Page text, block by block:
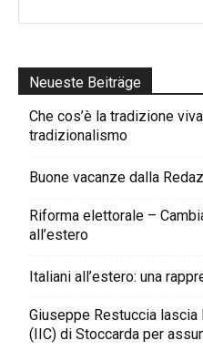
Neueste Beiträge
Che cos’è la tradizione
tradizionalismo
Buone vacanze dalla
Riforma elettorale –
all’estero
Italiani all’estero: una
Giuseppe Restuccia lascia
(IIC) di Stoccarda per